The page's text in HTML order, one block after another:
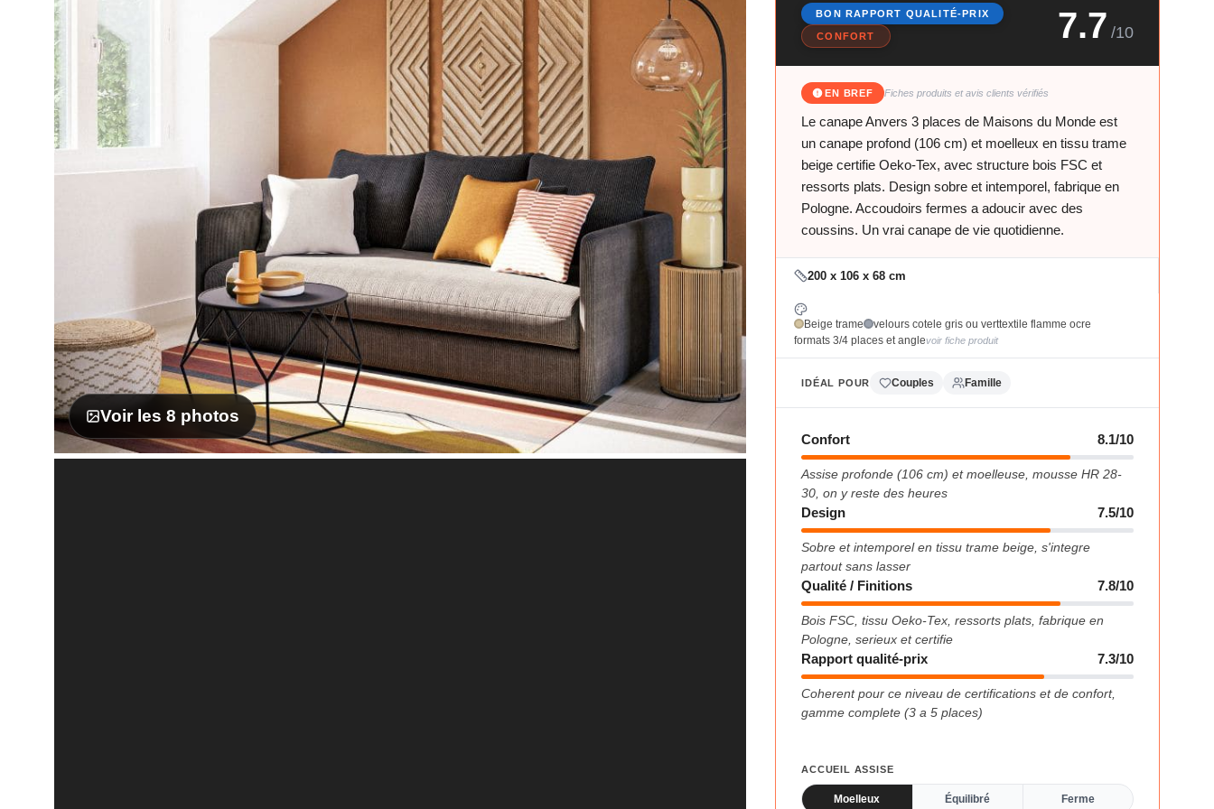
Voir les 8 photos
BON RAPPORT QUALITÉ-PRIX
CONFORT 7.7 /10
EN BREF Fiches produits et avis clients vérifiés
Le canape Anvers 3 places de Maisons du Monde est
un canape profond (106 cm) et moelleux en tissu trame
beige certifie Oeko-Tex, avec structure bois FSC et
ressorts plats. Design sobre et intemporel, fabrique en
Pologne. Accoudoirs fermes a adoucir avec des
coussins. Un vrai canape de vie quotidienne.
200 x 106 x 68 cm
Beige trame velours cotele gris ou verttextile flamme ocre
formats 3/4 places et anglevoir fiche produit
IDÉAL POUR Couples Famille
Confort 8.1/10
Assise profonde (106 cm) et moelleuse, mousse HR 28-
30, on y reste des heures
Design 7.5/10
Sobre et intemporel en tissu trame beige, s'integre
partout sans lasser
Qualité / Finitions 7.8/10
Bois FSC, tissu Oeko-Tex, ressorts plats, fabrique en
Pologne, serieux et certifie
Rapport qualité-prix 7.3/10
Coherent pour ce niveau de certifications et de confort,
gamme complete (3 a 5 places)
ACCUEIL ASSISE
Moelleux Équilibré Ferme